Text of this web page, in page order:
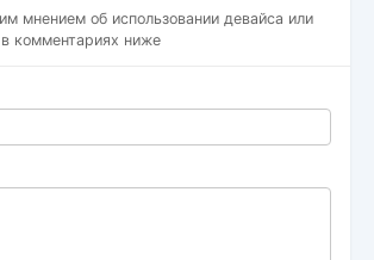
мнением об использовании девайса или
комментариях ниже